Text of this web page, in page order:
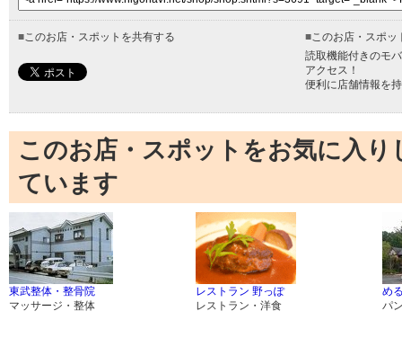
■ このお店・スポットを共有する ■ このお店・スポ
読取機能付きのモ
アクセス！
便利に店舗情報を
このお店・スポットをお気に入
ています
東武整体・整骨院
マッサージ・整体
レストラン 野っぽ
レストラン・洋食
め
パ